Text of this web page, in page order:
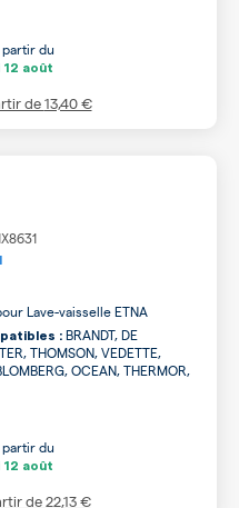
du
12 août
de13,40 €
Lave-vaisselle ETNA
: BRANDT, DE
THOMSON, VEDETTE,
OCEAN, THERMOR,
du
12 août
de22,13 €